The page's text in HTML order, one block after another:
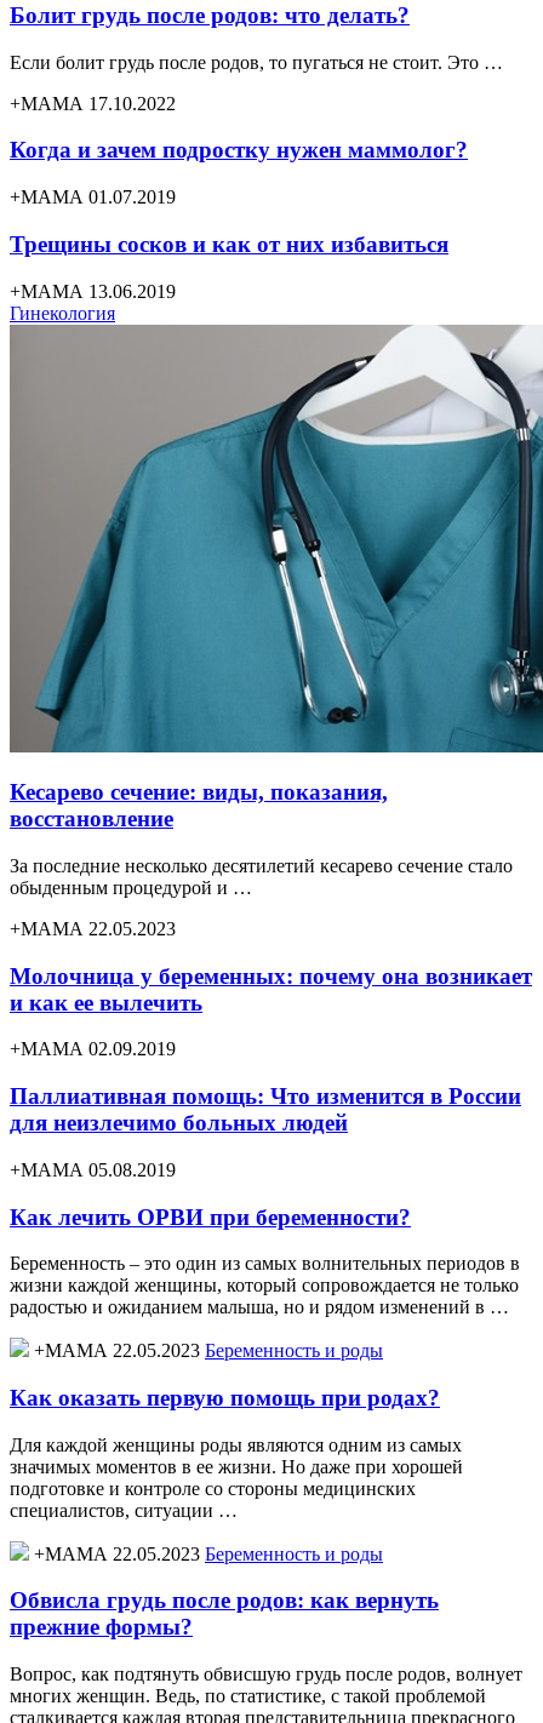
Болит грудь после родов: что делать?
Если болит грудь после родов, то пугаться не стоит. Это …
+МАМА 17.10.2022
Когда и зачем подростку нужен маммолог?
+МАМА 01.07.2019
Трещины сосков и как от них избавиться
+МАМА 13.06.2019
Гинекология
Кесарево сечение: виды, показания,
восстановление
За последние несколько десятилетий кесарево сечение стало
обыденным процедурой и …
+МАМА 22.05.2023
Молочница у беременных: почему она возникает
и как ее вылечить
+МАМА 02.09.2019
Паллиативная помощь: Что изменится в России
для неизлечимо больных людей
+МАМА 05.08.2019
Как лечить ОРВИ при беременности?
Беременность – это один из самых волнительных периодов в
жизни каждой женщины, который сопровождается не только
радостью и ожиданием малыша, но и рядом изменений в …
+МАМА 22.05.2023 Беременность и роды
Как оказать первую помощь при родах?
Для каждой женщины роды являются одним из самых
значимых моментов в ее жизни. Но даже при хорошей
подготовке и контроле со стороны медицинских
специалистов, ситуации …
+МАМА 22.05.2023 Беременность и роды
Обвисла грудь после родов: как вернуть
прежние формы?
Вопрос, как подтянуть обвисшую грудь после родов, волнует
многих женщин. Ведь, по статистике, с такой проблемой
сталкивается каждая вторая представительница прекрасного